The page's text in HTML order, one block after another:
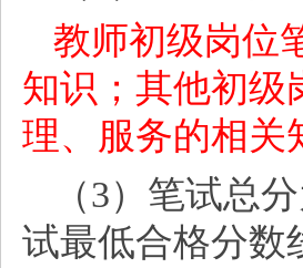
教师初级岗位
知识；其他初级
理、服务的相关
（3）笔试总
试最低合格分数